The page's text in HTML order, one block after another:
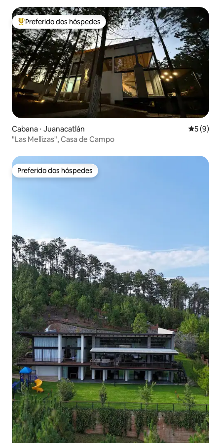
Entre os melhores preferidos dos hóspedes
Preferido dos hóspedes
Cabana ⋅ Juanacatlán 5 de
5 (9)
"Las Mellizas", Casa de Campo
Preferido dos hóspedes
Preferido dos hóspedes